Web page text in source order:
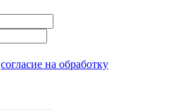
согласие на обработку